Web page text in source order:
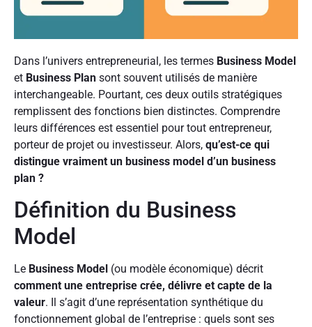
Dans l’univers entrepreneurial, les termes Business Model
et Business Plan sont souvent utilisés de manière
interchangeable. Pourtant, ces deux outils stratégiques
remplissent des fonctions bien distinctes. Comprendre
leurs différences est essentiel pour tout entrepreneur,
porteur de projet ou investisseur. Alors, qu’est-ce qui
distingue vraiment un business model d’un business
plan ?
Définition du Business
Model
Le Business Model (ou modèle économique) décrit
comment une entreprise crée, délivre et capte de la
valeur. Il s’agit d’une représentation synthétique du
fonctionnement global de l’entreprise : quels sont ses